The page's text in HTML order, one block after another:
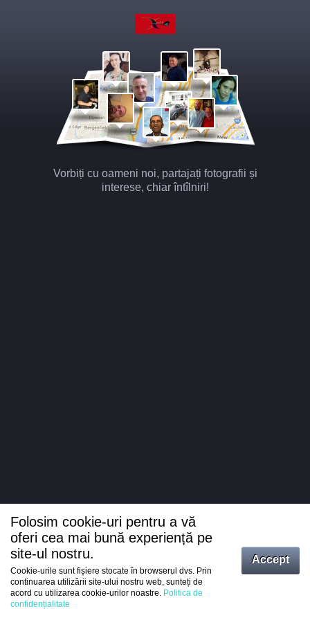
Vorbiți cu oameni noi, partajați fotografii și
interese, chiar întîlniri!
Intrați
Folosim cookie-uri pentru a vă
oferi cea mai bună experiență pe
site-ul nostru.
Cookie-urile sunt fișiere stocate în browserul dvs. Prin
continuarea utilizării site-ului nostru web, sunteți de
acord cu utilizarea cookie-urilor noastre. Politica de
confidențialitate
Accept